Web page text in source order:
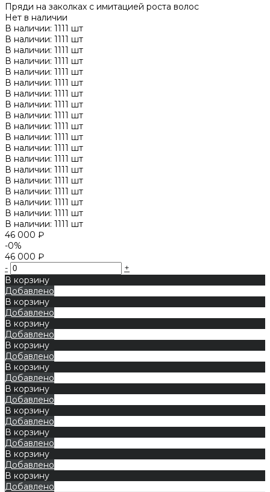
Пряди на заколках с имитацией роста волос
Нет в наличии
В наличии: 1111 шт
В наличии: 1111 шт
В наличии: 1111 шт
В наличии: 1111 шт
В наличии: 1111 шт
В наличии: 1111 шт
В наличии: 1111 шт
В наличии: 1111 шт
В наличии: 1111 шт
В наличии: 1111 шт
В наличии: 1111 шт
В наличии: 1111 шт
В наличии: 1111 шт
В наличии: 1111 шт
В наличии: 1111 шт
В наличии: 1111 шт
В наличии: 1111 шт
В наличии: 1111 шт
В наличии: 1111 шт
46 000 ₽
-0%
46 000 ₽
-
+
В корзину
Добавлено
В корзину
Добавлено
В корзину
Добавлено
В корзину
Добавлено
В корзину
Добавлено
В корзину
Добавлено
В корзину
Добавлено
В корзину
Добавлено
В корзину
Добавлено
В корзину
Добавлено